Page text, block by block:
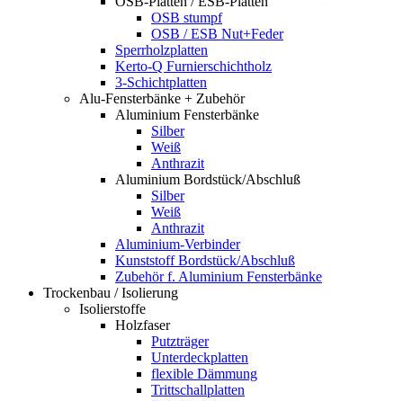
OSB stumpf
OSB / ESB Nut+Feder
Sperrholzplatten
Kerto-Q Furnierschichtholz
3-Schichtplatten
Alu-Fensterbänke + Zubehör
Aluminium Fensterbänke
Silber
Weiß
Anthrazit
Aluminium Bordstück/Abschluß
Silber
Weiß
Anthrazit
Aluminium-Verbinder
Kunststoff Bordstück/Abschluß
Zubehör f. Aluminium Fensterbänke
Trockenbau / Isolierung
Isolierstoffe
Holzfaser
Putzträger
Unterdeckplatten
flexible Dämmung
Trittschallplatten